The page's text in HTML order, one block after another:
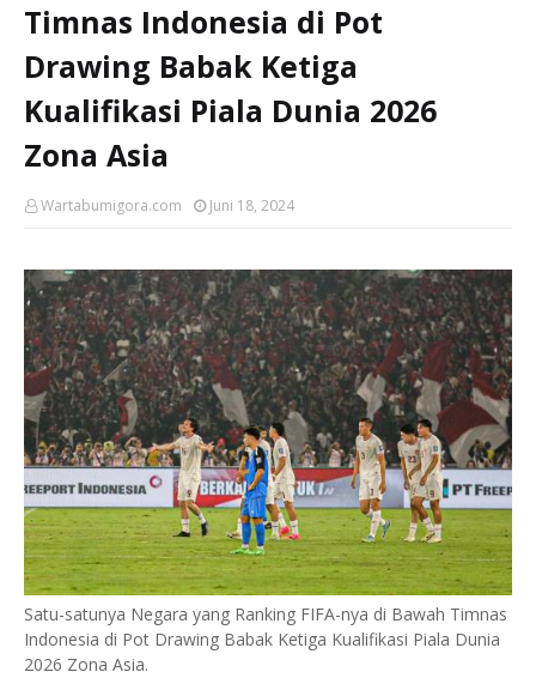
Timnas Indonesia di Pot
Drawing Babak Ketiga
Kualifikasi Piala Dunia 2026
Zona Asia
Wartabumigora.com Juni 18, 2024
Satu-satunya Negara yang Ranking FIFA-nya di Bawah Timnas
Indonesia di Pot Drawing Babak Ketiga Kualifikasi Piala Dunia
2026 Zona Asia.